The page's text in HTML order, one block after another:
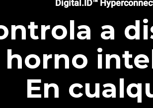
Digital.ID™
a
En